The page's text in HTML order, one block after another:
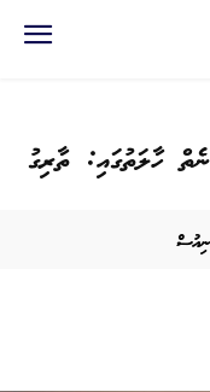
ހާލަތުގައި: ތާރިގު